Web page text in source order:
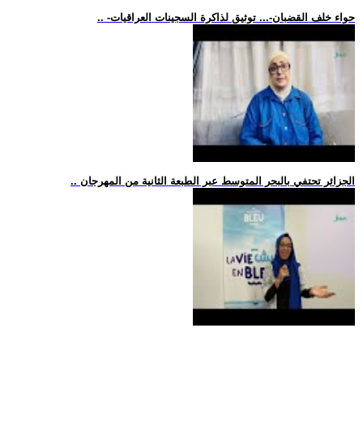
.. -حواء خلف القضبان-... توثيق لذاكرة السجينات العراقيات
.. الجزائر تحتفي بالبحر المتوسط عبر الطبعة الثانية من المهرجان